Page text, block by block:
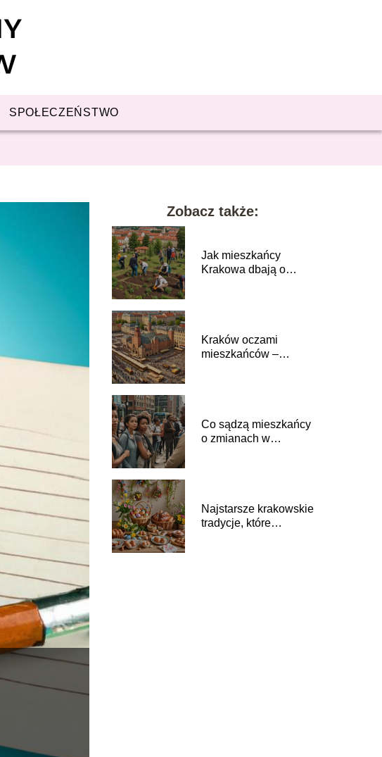
SPOŁECZEŃSTWO
Zobacz także:
Jak mieszkańcy
Krakowa dbają o
Kraków oczami
mieszkańców –
Co sądzą mieszkańcy
o zmianach w
Najstarsze krakowskie
tradycje, które